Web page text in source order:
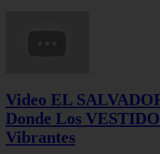
Video EL
Donde Los
Vibrantes